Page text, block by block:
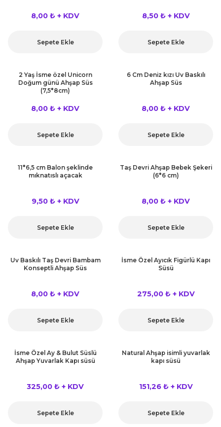
8,00 ₺ + KDV
Sepete Ekle
8,50 ₺ + KDV
Sepete Ekle
2 Yaş İsme özel Unicorn
Doğum günü Ahşap Süs
(7,5*8cm)
8,00 ₺ + KDV
Sepete Ekle
6 Cm Deniz kızı Uv Baskılı
Ahşap Süs
8,00 ₺ + KDV
Sepete Ekle
11*6,5 cm Balon şeklinde
mıknatıslı açacak
9,50 ₺ + KDV
Sepete Ekle
Taş Devri Ahşap Bebek Şekeri
(6*6 cm)
8,00 ₺ + KDV
Sepete Ekle
Uv Baskılı Taş Devri Bambam
Konseptli Ahşap Süs
8,00 ₺ + KDV
Sepete Ekle
İsme Özel Ayıcık Figürlü Kapı
Süsü
275,00 ₺ + KDV
Sepete Ekle
İsme Özel Ay & Bulut Süslü
Ahşap Yuvarlak Kapı süsü
325,00 ₺ + KDV
Sepete Ekle
Natural Ahşap isimli yuvarlak
kapı süsü
151,26 ₺ + KDV
Sepete Ekle